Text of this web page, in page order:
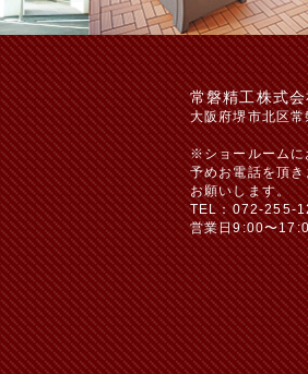
常磐精工株式
大阪府堺市北区
※ショールームに
予めお電話を頂
お願いします。
TEL：072-255-
営業日9:00〜